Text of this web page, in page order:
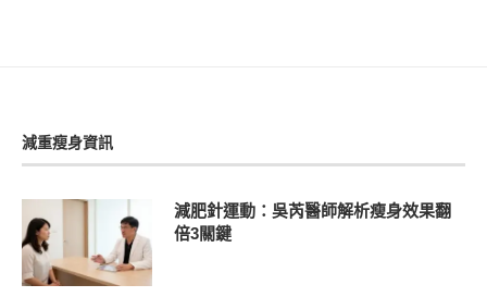
減重瘦身資訊
減肥針運動：吳芮醫師解析瘦身效果翻
倍3關鍵